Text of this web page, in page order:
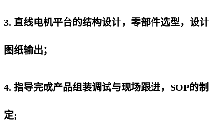
3. 直线电机平台的结构设计，零部件选型，设计
图纸输出；
4. 指导完成产品组装调试与现场跟进，SOP的制
定;